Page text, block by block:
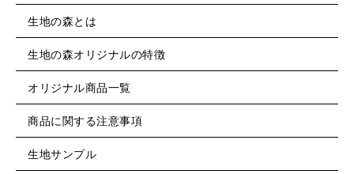
生地の森とは
生地の森オリジナルの特徴
オリジナル商品一覧
商品に関する注意事項
生地サンプル